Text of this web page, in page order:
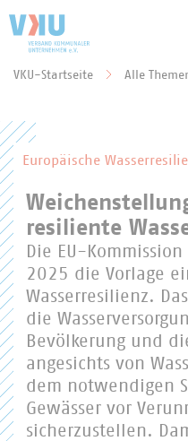
VKU-Startseite Alle
Europäische
resiliente
Die EU-
2025 die Vorlage
Wasserresilienz.
die
Bevölkerung und
angesichts von
dem notwendigen
Gewässer vor
sicherzustellen.